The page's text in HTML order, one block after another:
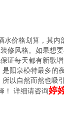
价格划算，其
修风格。如果想
证每天都有新歌
阳泉模特最多的
以自然而然也吸
！ 详细请咨询婷